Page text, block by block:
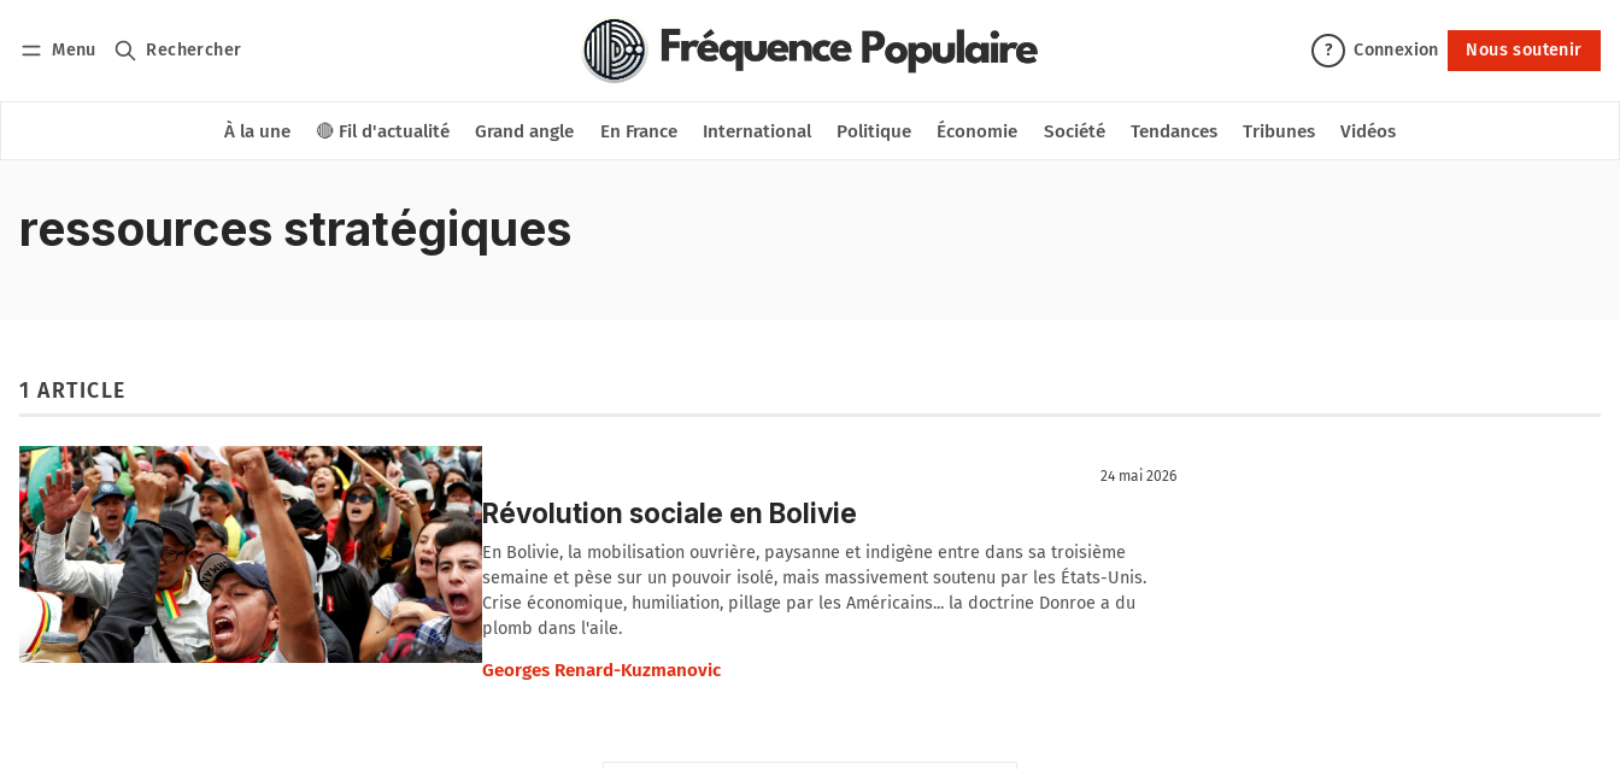
Menu Rechercher ? Connexion Nous soutenir
À la une 🔴 Fil d'actualité Grand angle En France International Politique Économie Société Tendances Tribunes Vidéos
Nous soutenir
ressources stratégiques
1 ARTICLE
24 mai 2026
Révolution sociale en Bolivie
En Bolivie, la mobilisation ouvrière, paysanne et indigène entre dans sa troisième
semaine et pèse sur un pouvoir isolé, mais massivement soutenu par les États-Unis.
Crise économique, humiliation, pillage par les Américains... la doctrine Donroe a du
plomb dans l'aile.
Georges Renard-Kuzmanovic